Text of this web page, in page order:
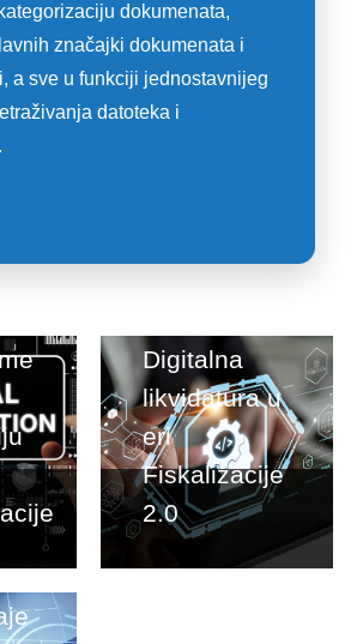
dokumenata,
značajki dokumenata i
a sve u funkciji jednostavnijeg
datoteka i
Digitalna
likvidatura u
eri
Fiskalizacije
2.0